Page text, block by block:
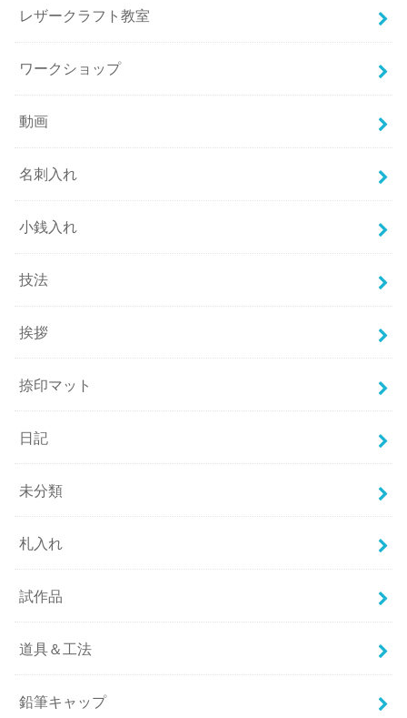
レザークラフト教室
ワークショップ
動画
名刺入れ
小銭入れ
技法
挨拶
捺印マット
日記
未分類
札入れ
試作品
道具＆工法
鉛筆キャップ